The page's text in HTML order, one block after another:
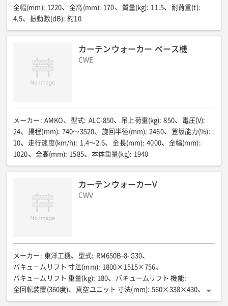
全幅(mm): 1220 全高(mm): 170 質量(kg): 11.5 耐荷重(t):
4.5
振動数(dB): 約10
カーテンウォーカー ベース機
CWE
メーカー : AMKO 型式: ALC-850 吊上荷重(kg): 850 電圧(V):
24
揚程(mm): 740〜3520 旋回半径(mm): 2460 登坂能力(%):
10
走行速度(km/h): 1.4〜2.6 全長(mm): 4000 全幅(mm):
1020
全高(mm): 1585 本体重量(kg): 1940
カーテンウォーカーV
CWV
メーカー : 東洋工機 型式: RM650B-8-G30
バキュームリフト 寸法(mm): 1800×1515×756
バキュームリフト 重量(kg): 180 バキュームリフト 機能:
全回転装置(360度)
真空ユニット 寸法(mm): 560×338×430
真空ユニット 重量(kg): 76 動力制御盤 寸法(mm):